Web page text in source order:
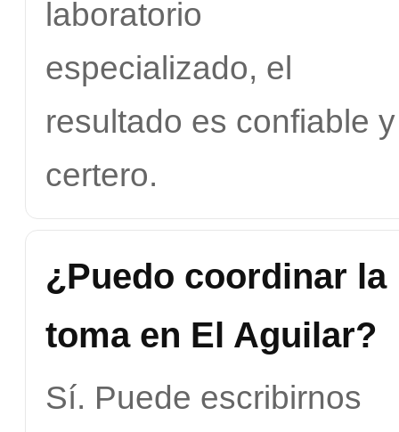
laboratorio
especializado, el
resultado es confiable y
certero.
¿Puedo coordinar la
toma en El Aguilar?
Sí. Puede escribirnos